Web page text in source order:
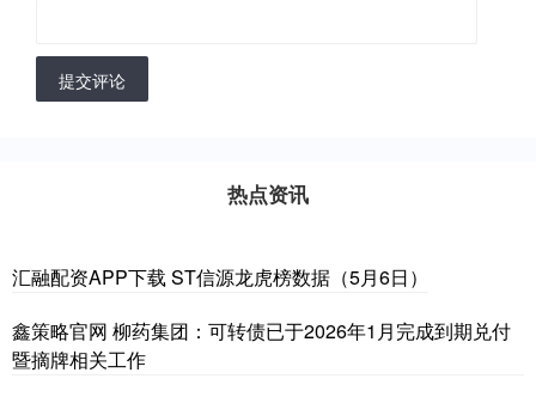
提交评论
热点资讯
汇融配资APP下载 ST信源龙虎榜数据（5月6日）
鑫策略官网 柳药集团：可转债已于2026年1月完成到期兑付
暨摘牌相关工作